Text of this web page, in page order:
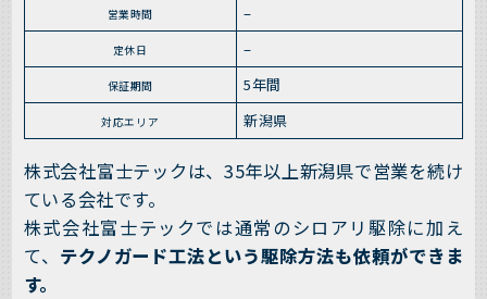
営業時間 –
定休日 –
保証期間 5年間
対応エリア 新潟県
株式会社富士テックは、35年以上新潟県で営業を続け
ている会社です。
株式会社富士テックでは通常のシロアリ駆除に加え
て、 テクノガード工法という駆除方法も依頼ができま
す。